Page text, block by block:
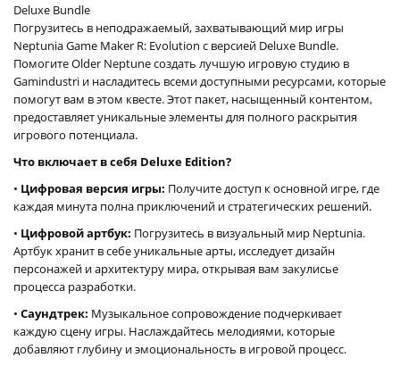
Deluxe Bundle
Погрузитесь в неподражаемый, захватывающий мир игры
Neptunia Game Maker R: Evolution с версией Deluxe Bundle.
Помогите Older Neptune создать лучшую игровую студию в
Gamindustri и насладитесь всеми доступными ресурсами, которые
помогут вам в этом квесте. Этот пакет, насыщенный контентом,
предоставляет уникальные элементы для полного раскрытия
игрового потенциала.
Что включает в себя Deluxe Edition?
• Цифровая версия игры: Получите доступ к основной игре, где
каждая минута полна приключений и стратегических решений.
• Цифровой артбук: Погрузитесь в визуальный мир Neptunia.
Артбук хранит в себе уникальные арты, исследует дизайн
персонажей и архитектуру мира, открывая вам закулисье
процесса разработки.
• Саундтрек: Музыкальное сопровождение подчеркивает
каждую сцену игры. Наслаждайтесь мелодиями, которые
добавляют глубину и эмоциональность в игровой процесс.